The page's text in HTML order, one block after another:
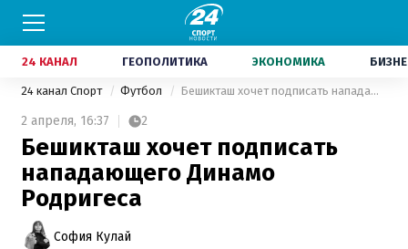
24 КАНАЛ ГЕОПОЛИТИКА ЭКОНОМИКА
24 канал Спорт Футбол Бешикташ хочет подписать нападающего Динамо Родригеса
2 апреля, 16:37 2
Бешикташ хочет подписать
нападающего Динамо
Родригеса
София Кулай